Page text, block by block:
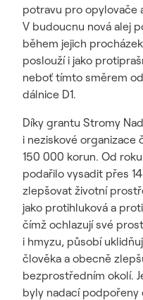
potravu pro opylovače
V budoucnu nová alej
během jejich
poslouží i jako
neboť tímto směrem
dálnice D1.
Díky grantu Stromy
i neziskové organizace
150 000 korun. Od
podařilo vysadit přes
zlepšovat životní
jako protihluková a
čímž ochlazují své
i hmyzu, působí
člověka a obecně
bezprostředním okolí.
byly nadací podpořeny